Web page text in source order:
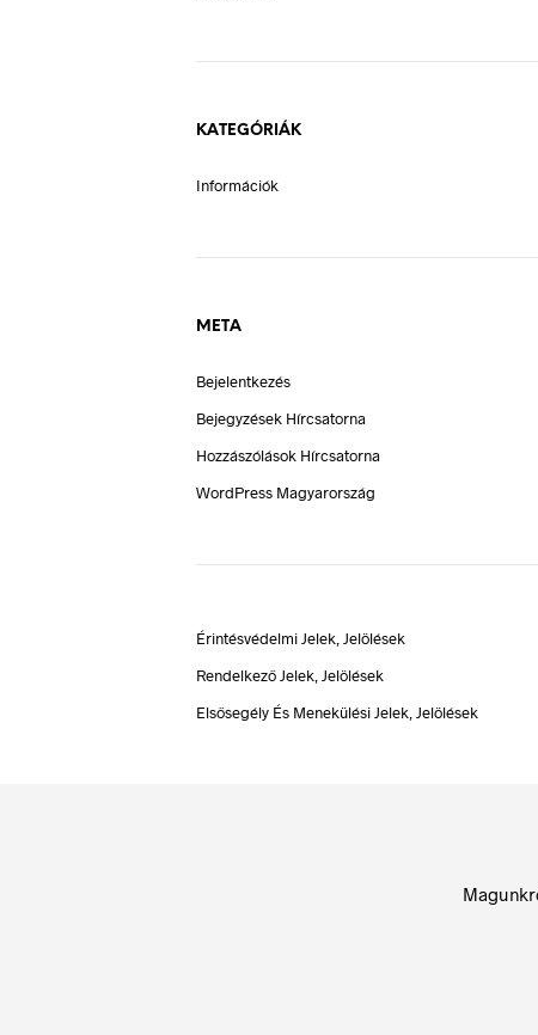
KATEGÓRIÁK
Információk
META
Bejelentkezés
Bejegyzések Hírcsatorna
Hozzászólások Hírcsatorna
WordPress Magyarország
Érintésvédelmi Jelek, Jelölések
Rendelkező Jelek, Jelölések
Elsősegély És Menekülési Jelek, Jelölések